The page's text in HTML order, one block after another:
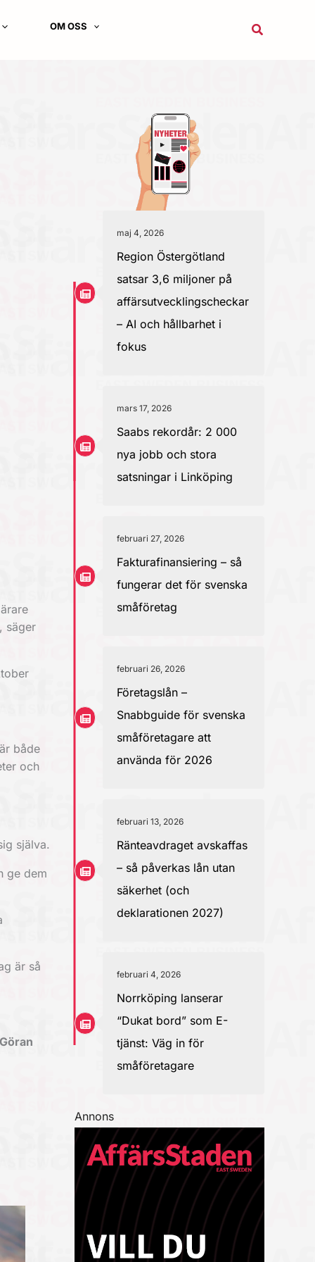
OM OSS Sök
säger
både
och
själva.
ge dem
är så
maj 4, 2026
Region Östergötland
satsar 3,6 miljoner på
affärsutvecklingscheckar
– AI och hållbarhet i
fokus
mars 17, 2026
Saabs rekordår: 2 000
nya jobb och stora
satsningar i Linköping
februari 27, 2026
Fakturafinansiering – så
fungerar det för svenska
småföretag
februari 26, 2026
Företagslån –
Snabbguide för svenska
småföretagare att
använda för 2026
februari 13, 2026
Ränteavdraget avskaffas
– så påverkas lån utan
säkerhet (och
deklarationen 2027)
februari 4, 2026
Norrköping lanserar
“Dukat bord” som E-
tjänst: Väg in för
småföretagare
Annons